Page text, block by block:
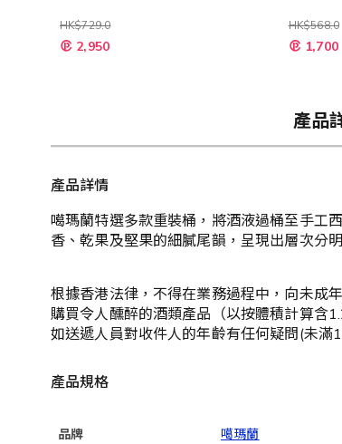
HK$729.0
特 2,950
HK$568.0
特 1,700
產品
產品詳情
噶瑪蘭特選多款重裝桶，將酒液過桶至手工
香、乾果及堅果的細膩尾韻，呈現出層次分
根據香港法律，不得在業務過程中，向未成
購買令人醺醉的酒類產品（以按體積計算含
如送遞人員對收件人的年齡有任何疑問(未滿
產品規格
品牌 噶瑪蘭